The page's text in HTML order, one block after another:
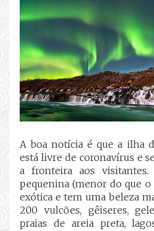
A boa notícia é que a ilha
está livre de coronavírus e
a fronteira aos
pequenina (menor do que o
exótica e tem uma beleza
200 vulcões, gêiseres,
praias de areia preta,